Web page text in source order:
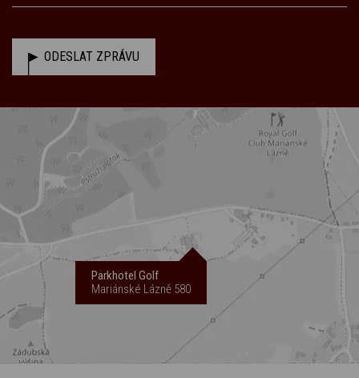
ODESLAT ZPRÁVU
Parkhotel Golf
Mariánské Lázně 580